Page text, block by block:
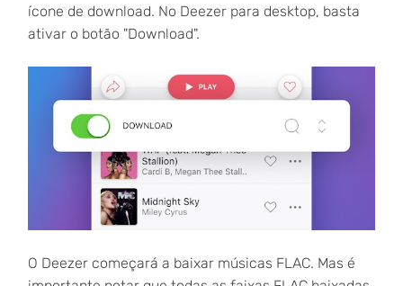
ícone de download. No Deezer para desktop, basta
ativar o botão "Download".
O Deezer começará a baixar músicas FLAC. Mas é